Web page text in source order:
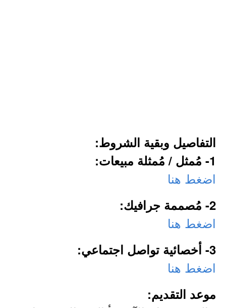
التفاصيل وبقية الشروط:
1- مُمثل / مُمثلة مبيعات:
اضغط هنا
2- مُصممة جرافيك:
اضغط هنا
3- أخصائية تواصل اجتماعي:
اضغط هنا
موعد التقديم: